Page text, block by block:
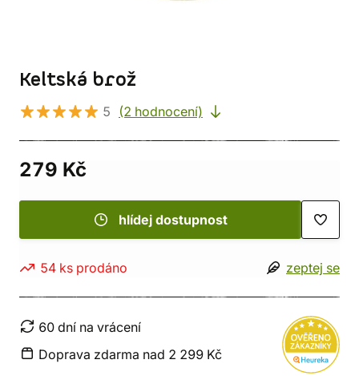
Keltská brož
5 (2 hodnocení)
279 Kč
hlídej dostupnost
54 ks prodáno zeptej se
60 dní na vrácení
Doprava zdarma nad 2 299 Kč